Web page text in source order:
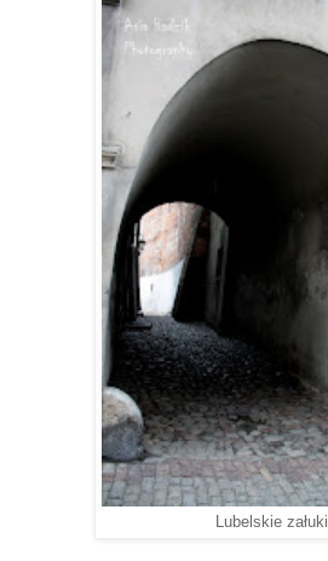
Lubelskie załuki